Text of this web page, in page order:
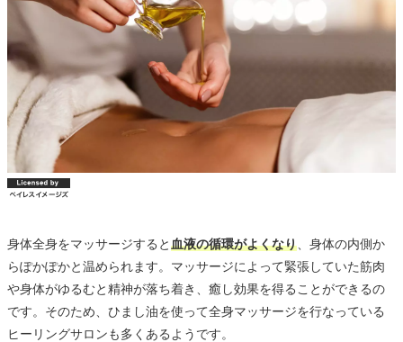
身体全身をマッサージすると血液の循環がよくなり 、身体の内側か
らぽかぽかと温められます。マッサージによって緊張していた筋肉
や身体がゆるむと精神が落ち着き、癒し効果を得ることができるの
です。そのため、ひまし油を使って全身マッサージを行なっている
ヒーリングサロンも多くあるようです。